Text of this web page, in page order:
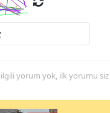
yorum yok, ilk yorumu siz